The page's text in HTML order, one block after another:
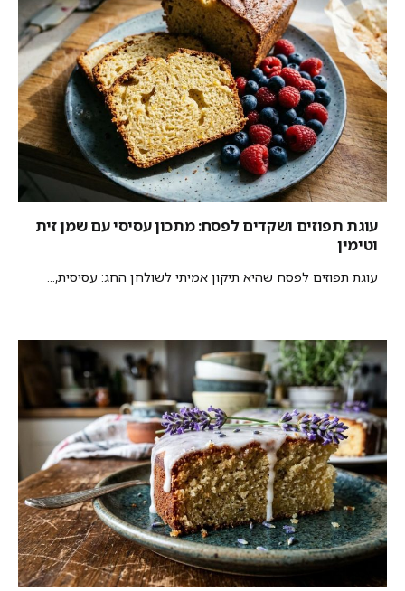
עוגת תפוזים ושקדים לפסח: מתכון עסיסי עם שמן זית
וטימין
עוגת תפוזים לפסח שהיא תיקון אמיתי לשולחן החג: עסיסית,...